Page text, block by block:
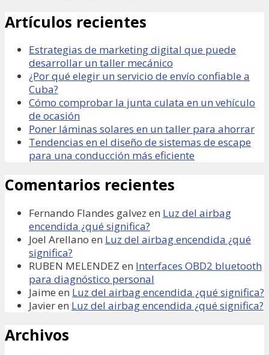
Artículos recientes
Estrategias de marketing digital que puede
desarrollar un taller mecánico
¿Por qué elegir un servicio de envío confiable a
Cuba?
Cómo comprobar la junta culata en un vehículo
de ocasión
Poner láminas solares en un taller para ahorrar
Tendencias en el diseño de sistemas de escape
para una conducción más eficiente
Comentarios recientes
Fernando Flandes galvez en Luz del airbag
encendida ¿qué significa?
Joel Arellano en Luz del airbag encendida ¿qué
significa?
RUBEN MELENDEZ en Interfaces OBD2 bluetooth
para diagnóstico personal
Jaime en Luz del airbag encendida ¿qué significa?
Javieren Luz del airbag encendida ¿qué significa?
Archivos